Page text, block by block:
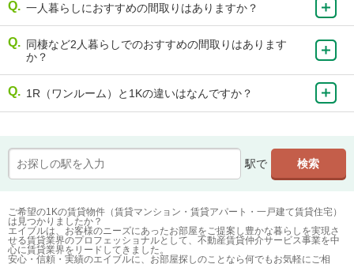
一人暮らしにおすすめの間取りはありますか？
同棲など2人暮らしでのおすすめの間取りはあります
か？
1R（ワンルーム）と1Kの違いはなんですか？
駅で
ご希望の1Kの賃貸物件（賃貸マンション・賃貸アパート・一戸建て賃貸住宅）
は見つかりましたか？
エイブルは、お客様のニーズにあったお部屋をご提案し豊かな暮らしを実現さ
せる賃貸業界のプロフェッショナルとして、不動産賃貸仲介サービス事業を中
心に賃貸業界をリードしてきました。
安心・信頼・実績のエイブルに、お部屋探しのことなら何でもお気軽にご相